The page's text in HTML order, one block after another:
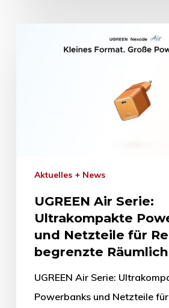
Aktuelles + News
UGREEN Air Serie:
Ultrakompakte
und Netzteile für
begrenzte
UGREEN Air Serie:
Powerbanks und Netzteile